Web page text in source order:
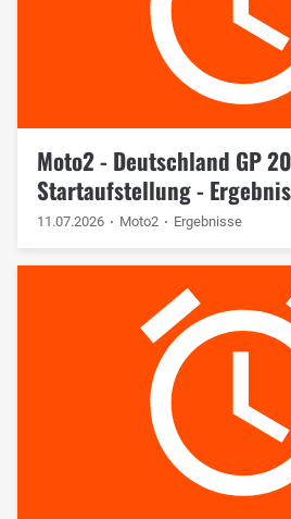
Moto2 - Deutschland GP
Startaufstellung - Ergebnis
11.07.2026 Moto2 Ergebnisse